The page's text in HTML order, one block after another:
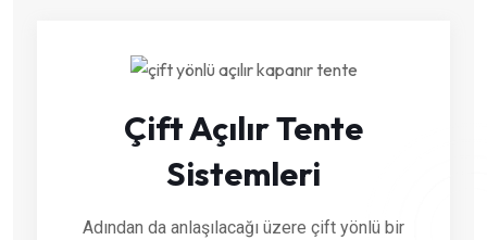
Çift Açılır Tente
Sistemleri
Adından da anlaşılacağı üzere çift yönlü bir